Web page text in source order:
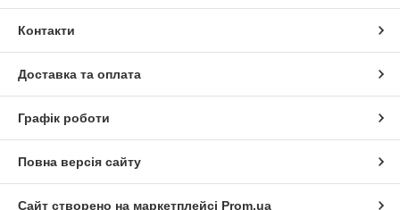
Контакти
Доставка та оплата
Графік роботи
Повна версія сайту
Сайт створено на маркетплейсі Prom.ua